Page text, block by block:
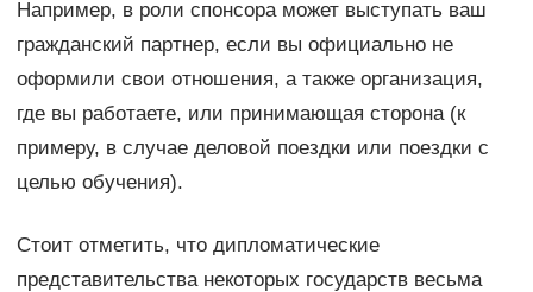
Например, в роли спонсора может выступать ваш
гражданский партнер, если вы официально не
оформили свои отношения, а также организация,
где вы работаете, или принимающая сторона (к
примеру, в случае деловой поездки или поездки с
целью обучения).
Стоит отметить, что дипломатические
представительства некоторых государств весьма